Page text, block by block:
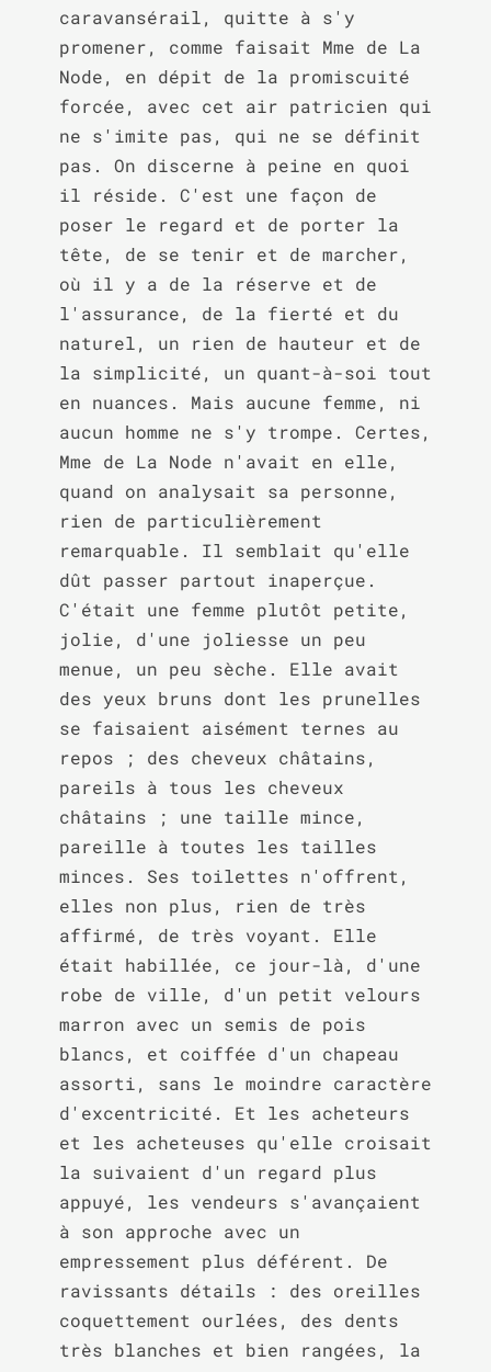
caravansérail, quitte à s'y
promener, comme faisait Mme de La
Node, en dépit de la promiscuité
forcée, avec cet air patricien qui
ne s'imite pas, qui ne se définit
pas. On discerne à peine en quoi
il réside. C'est une façon de
poser le regard et de porter la
tête, de se tenir et de marcher,
où il y a de la réserve et de
l'assurance, de la fierté et du
naturel, un rien de hauteur et de
la simplicité, un quant-à-soi tout
en nuances. Mais aucune femme, ni
aucun homme ne s'y trompe. Certes,
Mme de La Node n'avait en elle,
quand on analysait sa personne,
rien de particulièrement
remarquable. Il semblait qu'elle
dût passer partout inaperçue.
C'était une femme plutôt petite,
jolie, d'une joliesse un peu
menue, un peu sèche. Elle avait
des yeux bruns dont les prunelles
se faisaient aisément ternes au
repos ; des cheveux châtains,
pareils à tous les cheveux
châtains ; une taille mince,
pareille à toutes les tailles
minces. Ses toilettes n'offrent,
elles non plus, rien de très
affirmé, de très voyant. Elle
était habillée, ce jour-là, d'une
robe de ville, d'un petit velours
marron avec un semis de pois
blancs, et coiffée d'un chapeau
assorti, sans le moindre caractère
d'excentricité. Et les acheteurs
et les acheteuses qu'elle croisait
la suivaient d'un regard plus
appuyé, les vendeurs s'avançaient
à son approche avec un
empressement plus déférent. De
ravissants détails : des oreilles
coquettement ourlées, des dents
très blanches et bien rangées, la